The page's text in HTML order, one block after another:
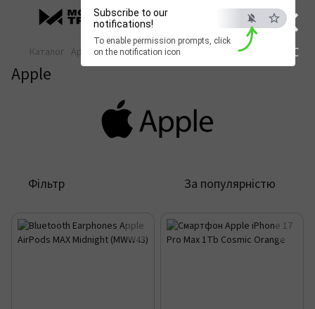
×
ESC
Subscribe to our
notifications!
To enable permission prompts, click
on the notification icon
Каталог Apple
Apple
Фільтр За популярністю